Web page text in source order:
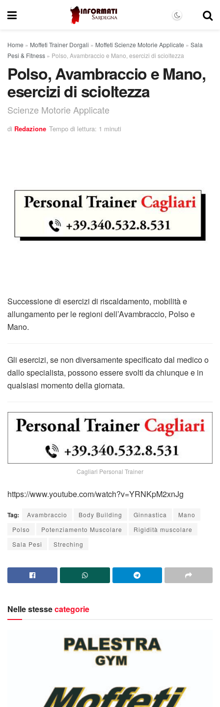
Home » Moffeti Trainer Dorgali » Moffeti Scienze Motorie Applicate » Sala
Pesi & Fitness » Polso, Avambraccio e Mano, esercizi di scioltezza
Polso, Avambraccio e Mano,
esercizi di scioltezza
Scienze Motorie Applicate
di Redazione Tempo di lettura: 1 minuti
Successione di esercizi di riscaldamento, mobilità e
allungamento per le regioni dell’Avambraccio, Polso e
Mano.
Gli esercizi, se non diversamente specificato dal medico o
dallo specialista, possono essere svolti da chiunque e in
qualsiasi momento della giornata.
Cagliari Personal Trainer
https://www.youtube.com/watch?v=YRNKpM2xnJg
Tag: Avambraccio Body Building Ginnastica
Mano
Polso
Potenziamento Muscolare
Rigidità muscolare
Sala Pesi
Streching
Nelle stessecategorie